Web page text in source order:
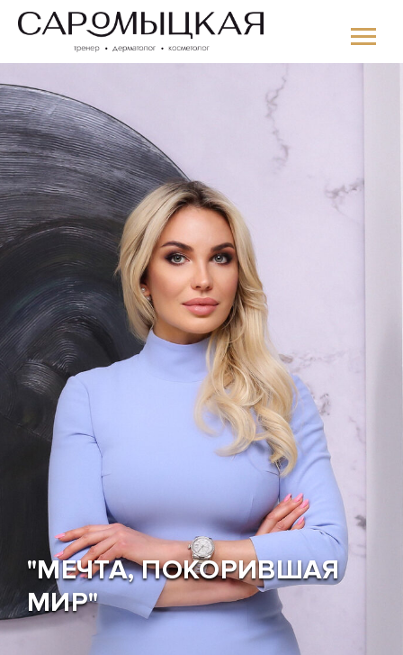
"МЕЧТА, ПОКОРИВШАЯ
МИР"